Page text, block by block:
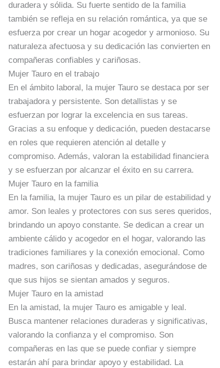
duradera y sólida. Su fuerte sentido de la familia
también se refleja en su relación romántica, ya que se
esfuerza por crear un hogar acogedor y armonioso. Su
naturaleza afectuosa y su dedicación las convierten en
compañeras confiables y cariñosas.
Mujer Tauro en el trabajo
En el ámbito laboral, la mujer Tauro se destaca por ser
trabajadora y persistente. Son detallistas y se
esfuerzan por lograr la excelencia en sus tareas.
Gracias a su enfoque y dedicación, pueden destacarse
en roles que requieren atención al detalle y
compromiso. Además, valoran la estabilidad financiera
y se esfuerzan por alcanzar el éxito en su carrera.
Mujer Tauro en la familia
En la familia, la mujer Tauro es un pilar de estabilidad y
amor. Son leales y protectores con sus seres queridos,
brindando un apoyo constante. Se dedican a crear un
ambiente cálido y acogedor en el hogar, valorando las
tradiciones familiares y la conexión emocional. Como
madres, son cariñosas y dedicadas, asegurándose de
que sus hijos se sientan amados y seguros.
Mujer Tauro en la amistad
En la amistad, la mujer Tauro es amigable y leal.
Busca mantener relaciones duraderas y significativas,
valorando la confianza y el compromiso. Son
compañeras en las que se puede confiar y siempre
estarán ahí para brindar apoyo y estabilidad. La